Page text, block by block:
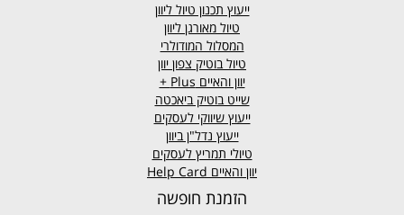
ייעוץ תכנון טיול ליוון
טיול מאורגן ליוון
המסלול המודולרי
טיול בוטיק צפון יוון
יוון והאיים Plus +
שייט בוטיק ביאכטה
ייעוץ שיווקי לעסקים
ייעוץ נדל"ן ביוון
טיולי תמריץ לעסקים
יוון והאיים Help Card
הזמנת חופשה